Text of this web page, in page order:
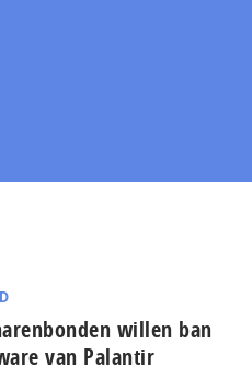
willen ban
van Palantir